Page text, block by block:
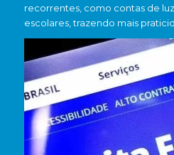
recorrentes, como contas de
escolares, trazendo mais